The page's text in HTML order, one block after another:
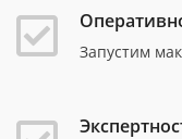
Запустим